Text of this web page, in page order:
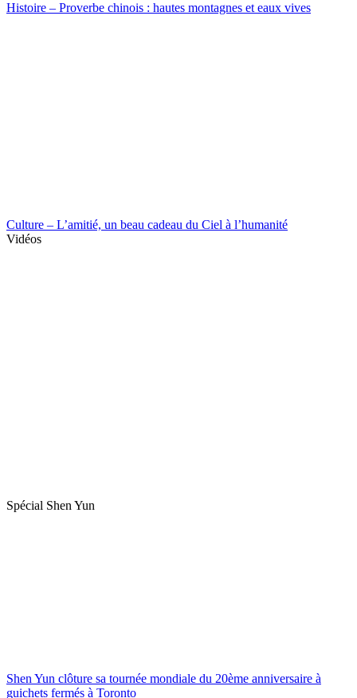
Histoire – Proverbe chinois : hautes montagnes et eaux vives
Culture – L’amitié, un beau cadeau du Ciel à l’humanité
Vidéos
Spécial Shen Yun
Shen Yun clôture sa tournée mondiale du 20ème anniversaire à
guichets fermés à Toronto